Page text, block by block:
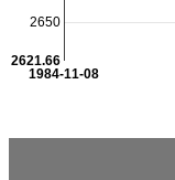
1984-11-08
2650
2621.66